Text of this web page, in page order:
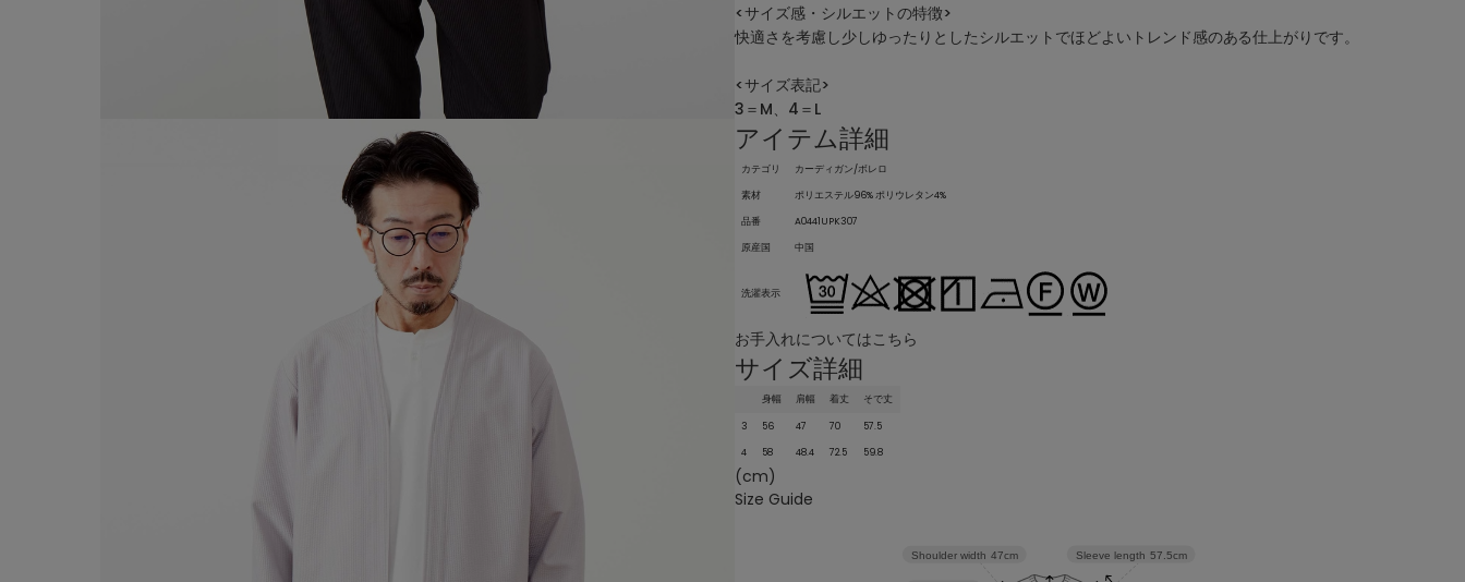
<サイズ感・シルエットの特徴>
快適さを考慮し少しゆったりとしたシルエットでほどよいトレンド感のある仕上がりです。
<サイズ表記>
3＝M、4＝L
アイテム詳細
カテゴリ
カーディガン/ボレロ
素材
ポリエステル96% ポリウレタン4%
品番
A0441UPK307
原産国
中国
洗濯表示
お手入れについてはこちら
サイズ詳細
身幅 肩幅 着丈 そで丈
3 56 47 70
57.5
4
58 48.4 72.5 59.8
(cm)
Size Guide
Sleeve length 57.5cm
Shoulder width 47cm